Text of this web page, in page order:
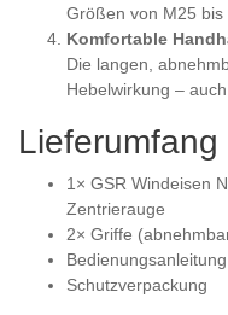
Größen von M25 bis
Komfortable
Die langen,
Hebelwirkung –
Lieferumfang
1× GSR Windeisen
Zentrierauge
2× Griffe
Bedienungsanleitung
Schutzverpackung